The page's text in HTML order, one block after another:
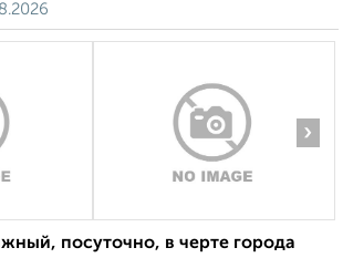
›
посуточно, в черте города